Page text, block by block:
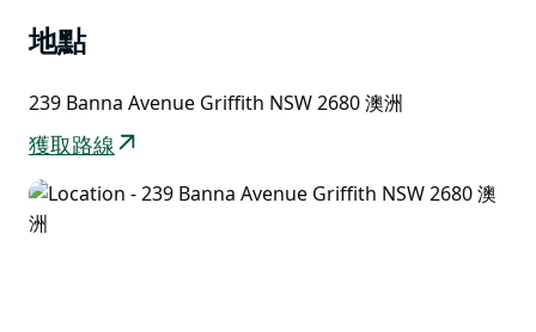
他們採用傳統的義大利工藝、青銅模具和慢速乾燥技術，
區引以為傲的優質產品。此外，他們也生產採用100%澳
洲鷹嘴豆粉製成的無麩質意麵。
地點
239 Banna Avenue Griffith NSW 2680 澳洲
獲取路線